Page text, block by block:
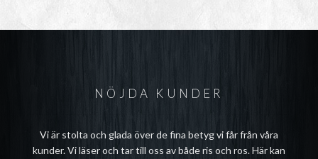
NÖJDA KUNDER
Vi är stolta och glada över de fina betyg vi får från våra
kunder. Vi läser och tar till oss av både ris och ros. Här kan